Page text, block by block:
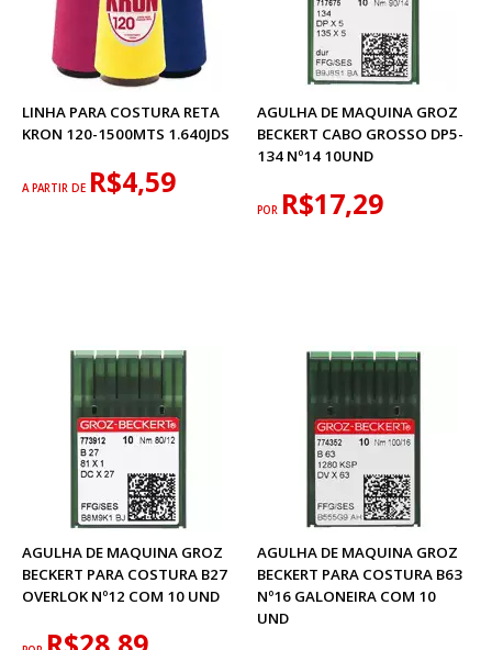
LINHA PARA COSTURA RETA
KRON 120-1500MTS 1.640JDS
A PARTIR DE R$4,59
AGULHA DE MAQUINA GROZ
BECKERT CABO GROSSO DP5-
134 Nº14 10UND
POR R$17,29
AGULHA DE MAQUINA GROZ
BECKERT PARA COSTURA B27
OVERLOK Nº12 COM 10 UND
AGULHA DE MAQUINA GROZ
BECKERT PARA COSTURA B63
Nº16 GALONEIRA COM 10
UND